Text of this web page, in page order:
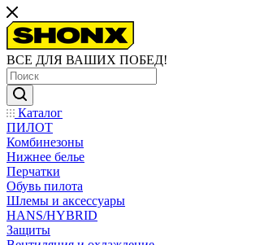
ВСЕ ДЛЯ ВАШИХ ПОБЕД!
Каталог
ПИЛОТ
Комбинезоны
Нижнее белье
Перчатки
Обувь пилота
Шлемы и аксессуары
HANS/HYBRID
Защиты